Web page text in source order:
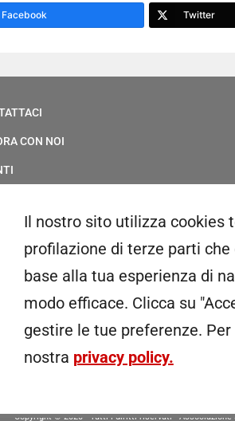
Facebook Twitter
CON NOI
STAMPA & MULTIMEDIA
E CONCESSIONE USO LOGOTIPO
Copyright © 2020 - Tutti i diritti riservati - Associazione
Il nostro sito utilizza cookies
profilazione di terze parti
base alla tua esperienza di
modo efficace. Clicca su
gestire le tue preferenze.
nostra privacy policy.